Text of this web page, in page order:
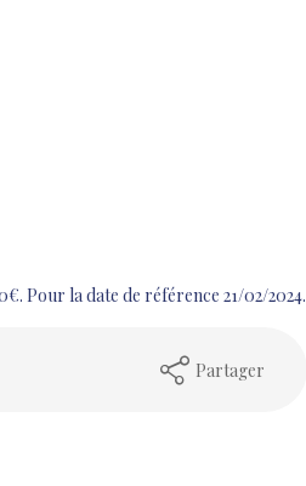
Pour la date de référence 21/02/2024.
Partager